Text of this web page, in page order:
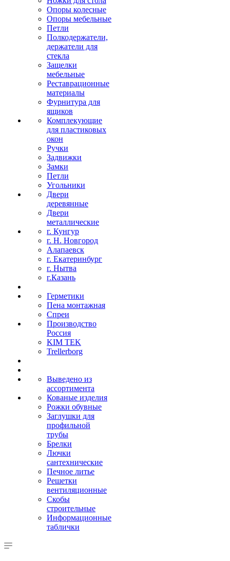
Опоры колесные
Опоры мебельные
Петли
Полкодержатели,
держатели для
стекла
Защелки
мебельные
Реставрационные
материалы
Фурнитура для
ящиков
Комплекующие
для пластиковых
окон
Ручки
Задвижки
Замки
Петли
Угольники
Двери
деревянные
Двери
металлические
г. Кунгур
г. Н. Новгород
Алапаевск
г. Екатеринбург
г. Нытва
г.Казань
Герметики
Пена монтажная
Спреи
Производство
Россия
KIM TEK
Trellerborg
Выведено из
ассортимента
Кованые изделия
Рожки обувные
Заглушки для
профильной
трубы
Брелки
Лючки
сантехнические
Печное литье
Решетки
вентиляционные
Скобы
строительные
Информационные
таблички